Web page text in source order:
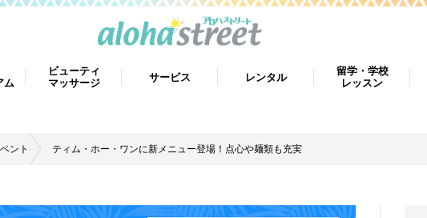
ム
ビューティ
マッサージ
サービス レンタル
留学・学校
レッスン
ント ティム・ホー・ワンに新メニュー登場！点心や麺類も充実